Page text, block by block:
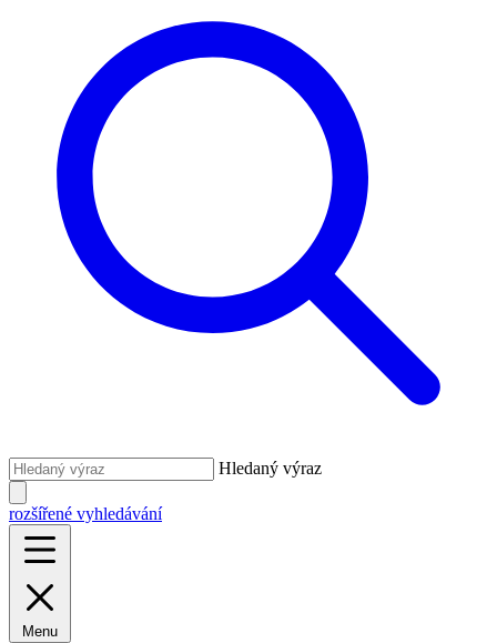
Hledaný výraz
rozšířené vyhledávání
Menu